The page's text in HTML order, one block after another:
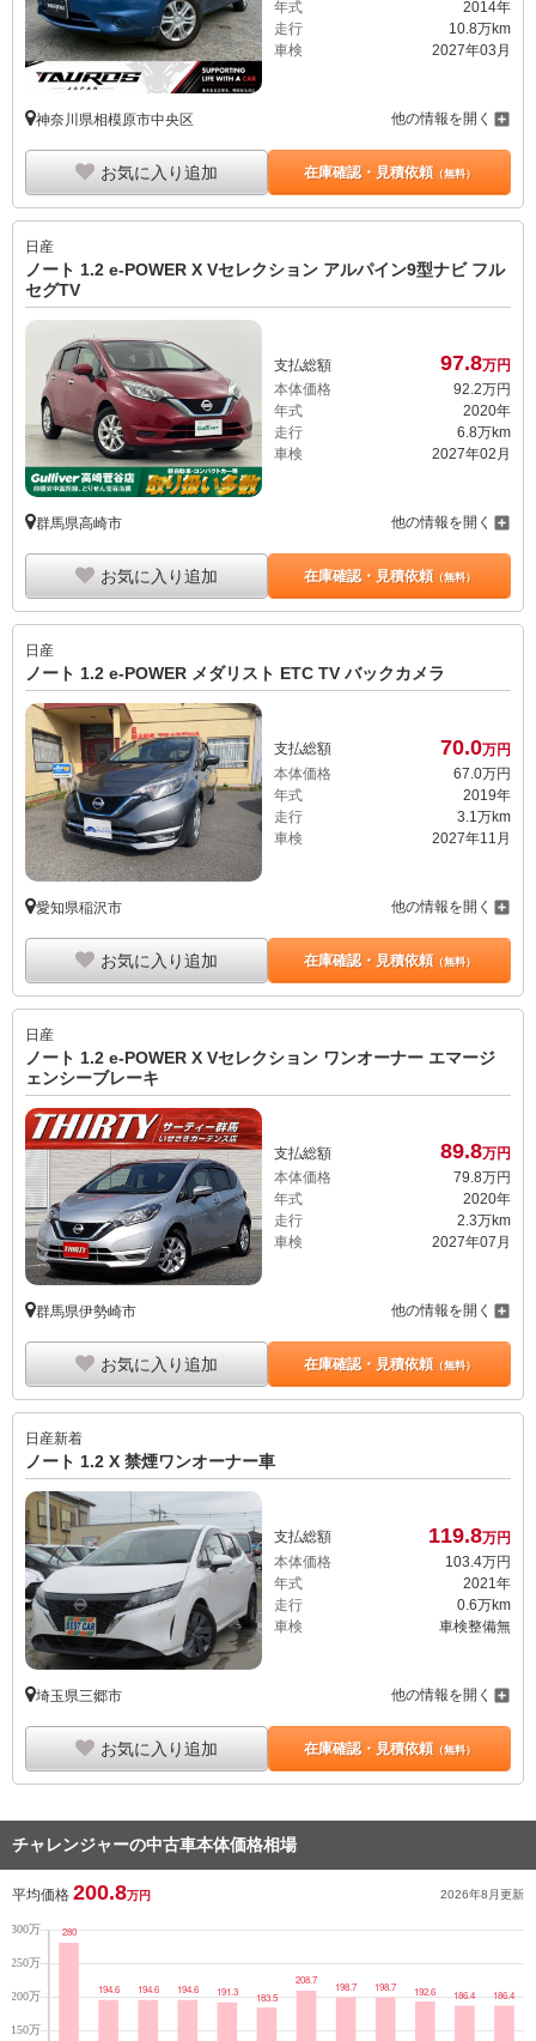
年式
2014年
走行
10.8万km
車検
2027年03月
神奈川県相模原市中央区 他の情報を開く
お気に入り追加 在庫確認・見積依頼（無料）
日産
ノート 1.2 e-POWER X Vセレクション アルパイン9型ナビ フル
セグTV
支払総額 97.8万円
本体価格
92.2万円
年式
2020年
走行
6.8万km
車検
2027年02月
群馬県高崎市 他の情報を開く
お気に入り追加 在庫確認・見積依頼（無料）
日産
ノート 1.2 e-POWER メダリスト ETC TV バックカメラ
支払総額 70.0万円
本体価格
67.0万円
年式
2019年
走行
3.1万km
車検
2027年11月
愛知県稲沢市 他の情報を開く
お気に入り追加 在庫確認・見積依頼（無料）
日産
ノート 1.2 e-POWER X Vセレクション ワンオーナー エマージ
ェンシーブレーキ
支払総額 89.8万円
本体価格
79.8万円
年式
2020年
走行
2.3万km
車検
2027年07月
群馬県伊勢崎市 他の情報を開く
お気に入り追加 在庫確認・見積依頼（無料）
日産新着
ノート 1.2 X 禁煙ワンオーナー車
支払総額 119.8万円
本体価格
103.4万円
年式
2021年
走行
0.6万km
車検
車検整備無
埼玉県三郷市 他の情報を開く
お気に入り追加 在庫確認・見積依頼（無料）
チャレンジャーの中古車本体価格相場
平均価格 200.8万円 2026年8月更新